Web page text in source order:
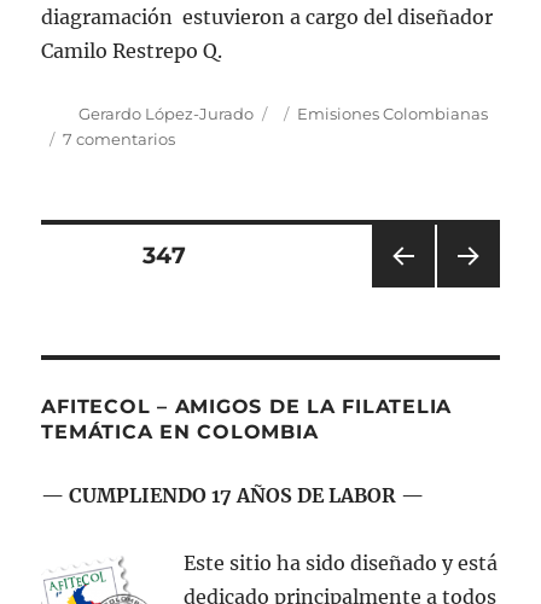
diagramación estuvieron a cargo del diseñador
Camilo Restrepo Q.
Autor
Gerardo López-Jurado
Publicado
Categorías
Emisiones Colombianas
7 comentariosen
de
años»
Navegación
entradas
ERIO
R
PÁGINA347
NA
AFITECOL – AMIGOS DE LA FILATELIA
TEMÁTICA EN COLOMBIA
— CUMPLIENDO 17 AÑOS DE LABOR —
Este sitio ha sido diseñado y está
dedicado principalmente a todos